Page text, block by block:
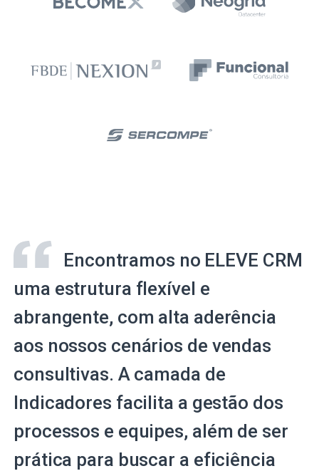
Encontramos no ELEVE CRM
uma estrutura flexível e
abrangente, com alta aderência
aos nossos cenários de vendas
consultivas. A camada de
Indicadores facilita a gestão dos
processos e equipes, além de ser
prática para buscar a eficiência